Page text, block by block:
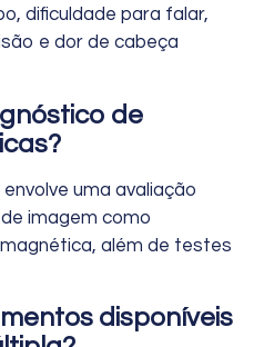
dificuldade para falar,
e dor de cabeça
de
uma avaliação
imagem como
além de testes
disponíveis